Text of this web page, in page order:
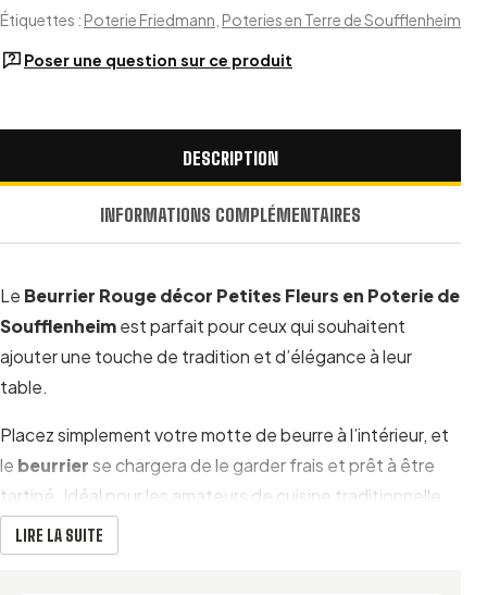
Étiquettes : Poterie Friedmann Poteries en Terre de Soufflenheim
Poser une question sur ce produit
DESCRIPTION
INFORMATIONS COMPLÉMENTAIRES
Le Beurrier Rouge décor Petites Fleurs en Poterie de
Soufflenheimest parfait pour ceux qui souhaitent
ajouter une touche de tradition et d’élégance à leur
table.
Placez simplement votre motte de beurre à l’intérieur, et
le beurrierse chargera de le garder frais et prêt à être
tartiné. Idéal pour les amateurs de cuisine traditionnelle
et les amoureux de beaux objets artisanaux.
LIRE LA SUITE